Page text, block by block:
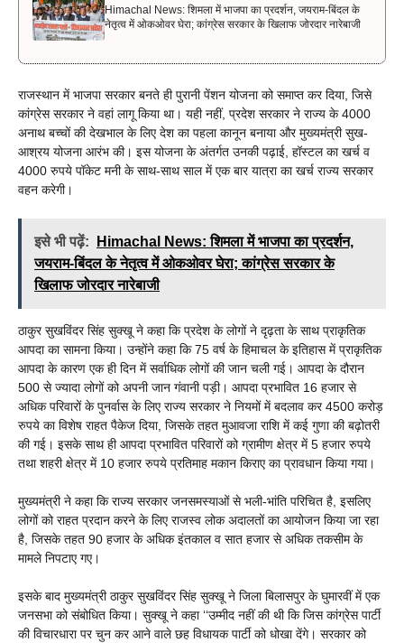
Himachal News: शिमला में भाजपा का प्रदर्शन, जयराम-बिंदल के
नेतृत्व में ओकओवर घेरा; कांग्रेस सरकार के खिलाफ जोरदार नारेबाजी
राजस्थान में भाजपा सरकार बनते ही पुरानी पेंशन योजना को समाप्त कर दिया, जिसे
कांग्रेस सरकार ने वहां लागू किया था। यही नहीं, प्रदेश सरकार ने राज्य के 4000
अनाथ बच्चों की देखभाल के लिए देश का पहला कानून बनाया और मुख्यमंत्री सुख-
आश्रय योजना आरंभ की। इस योजना के अंतर्गत उनकी पढ़ाई, हॉस्टल का खर्च व
4000 रुपये पॉकेट मनी के साथ-साथ साल में एक बार यात्रा का खर्च राज्य सरकार
वहन करेगी।
इसे भी पढ़ें:
Himachal News: शिमला में भाजपा का प्रदर्शन,
जयराम-बिंदल के नेतृत्व में ओकओवर घेरा; कांग्रेस सरकार के
खिलाफ जोरदार नारेबाजी
ठाकुर सुखविंदर सिंह सुक्खू ने कहा कि प्रदेश के लोगों ने दृढ़ता के साथ प्राकृतिक
आपदा का सामना किया। उन्होंने कहा कि 75 वर्ष के हिमाचल के इतिहास में प्राकृतिक
आपदा के कारण एक ही दिन में सर्वाधिक लोगों की जान चली गई। आपदा के दौरान
500 से ज्यादा लोगों को अपनी जान गंवानी पड़ी। आपदा प्रभावित 16 हजार से
अधिक परिवारों के पुनर्वास के लिए राज्य सरकार ने नियमों में बदलाव कर 4500 करोड़
रुपये का विशेष राहत पैकेज दिया, जिसके तहत मुआवजा राशि में कई गुणा की बढ़ोतरी
की गई। इसके साथ ही आपदा प्रभावित परिवारों को ग्रामीण क्षेत्र में 5 हजार रुपये
तथा शहरी क्षेत्र में 10 हजार रुपये प्रतिमाह मकान किराए का प्रावधान किया गया।
मुख्यमंत्री ने कहा कि राज्य सरकार जनसमस्याओं से भली-भांति परिचित है, इसलिए
लोगों को राहत प्रदान करने के लिए राजस्व लोक अदालतों का आयोजन किया जा रहा
है, जिसके तहत 90 हजार के अधिक इंतकाल व सात हजार से अधिक तकसीम के
मामले निपटाए गए।
इसके बाद मुख्यमंत्री ठाकुर सुखविंदर सिंह सुक्खू ने जिला बिलासपुर के घुमारवीं में एक
जनसभा को संबोधित किया। सुक्खू ने कहा ‘‘उम्मीद नहीं की थी कि जिस कांग्रेस पार्टी
की विचारधारा पर चुन कर आने वाले छह विधायक पार्टी को धोखा देंगे। सरकार को